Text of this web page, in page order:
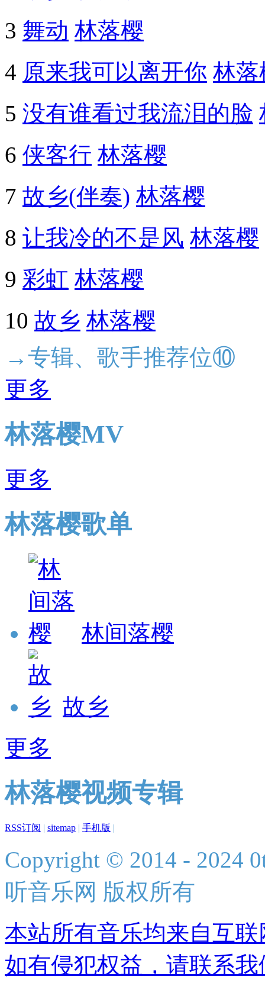
3 舞动 林落樱
4 原来我可以离开你 林落
5 没有谁看过我流泪的脸
6 侠客行 林落樱
7 故乡(伴奏) 林落樱
8 让我冷的不是风 林落樱
9 彩虹 林落樱
10 故乡 林落樱
→专辑、歌手推荐位⑩
更多
林落樱MV
更多
林落樱歌单
林间落樱
故乡
更多
林落樱视频专辑
RSS订阅 | sitemap | 手机版 |
Copyright © 2014 - 2024
听音乐网 版权所有
本站所有音乐均来自互
如有侵犯权益，请联系